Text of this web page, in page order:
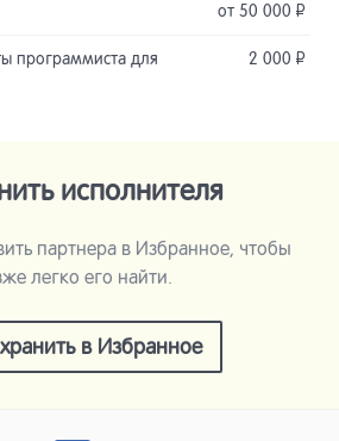
от 50 000 Р
программиста для
2 000 Р
исполнителя
партнера в Избранное, чтобы
легко его найти.
в Избранное